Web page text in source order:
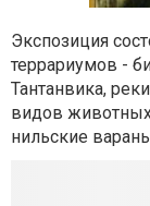
Экспозиция
террариумов -
Тантанвика,
видов
нильские